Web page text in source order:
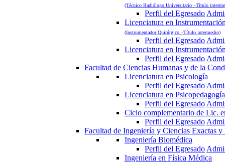
(Técnico Radiólogo Universitario –Título
Perfil del Egresado
Licenciatura en
(Instrumentador Quirúrgico –Título intermedio)
Perfil del Egresado
Licenciatura en
Perfil del Egresado
Facultad de Ciencias Humanas y de la
Licenciatura en Psicología
Perfil del Egresado
Licenciatura en Psicopedagogía
Perfil del Egresado
Ciclo complementario de Lic.
Perfil del Egresado
Facultad de Ingeniería y Ciencias Exactas y
Ingeniería Biomédica
Perfil del Egresado
Ingeniería en Física Médica